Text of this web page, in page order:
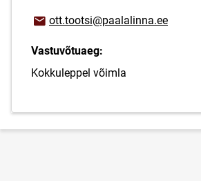
E-posti aadress
ott.tootsi@paalalinna.ee
Vastuvõtuaeg:
Kokkuleppel võimla